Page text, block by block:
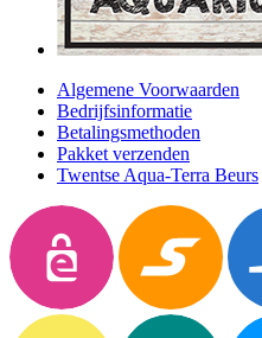
Algemene Voorwaarden
Bedrijfsinformatie
Betalingsmethoden
Pakket verzenden
Twentse Aqua-Terra Beurs